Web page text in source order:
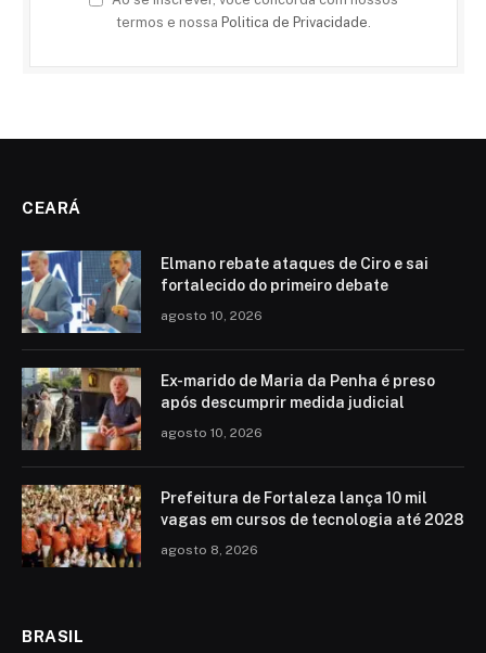
termos e nossa Politica de Privacidade
CEARÁ
Elmano rebate ataques de Ciro e sai
fortalecido do primeiro debate
agosto 10, 2026
Ex-marido de Maria da Penha é preso
após descumprir medida judicial
agosto 10, 2026
Prefeitura de Fortaleza lança 10 mil
vagas em cursos de tecnologia até 2028
agosto 8, 2026
BRASIL